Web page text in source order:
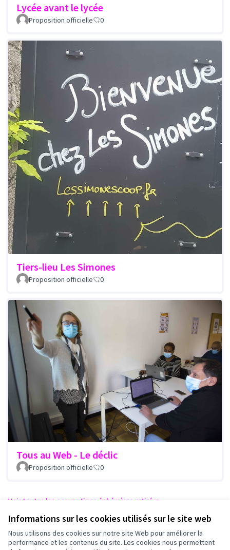
Informations sur les cookies utilisés sur le site web
Nous utilisons des cookies sur notre site Web pour améliorer la
performance et les contenus du site. Les cookies nous permettent
Lycée avant le lycée
Proposition officielle 0
Tiers-lieu Les Simones
Proposition officielle 0
Tous au Web - Le déclic
Proposition officielle 0
Voir toutes les occupations éphémères retirées
Conditions d'utilisation
Paramètres des cookies